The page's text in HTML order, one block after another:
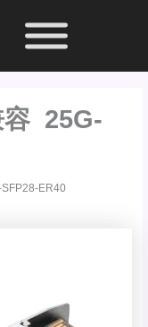
容 25G-
ER40